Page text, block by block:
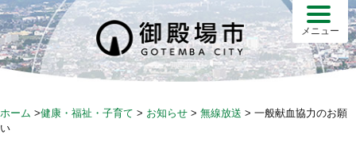
S
k
i
p
c
メニュー
ホーム >健康・福祉・子育て > お知らせ > 無線放送 > 一般献血協力のお願
い